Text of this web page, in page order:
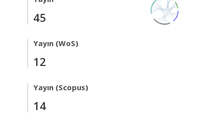
45
Yayın (WoS)
12
Yayın (Scopus)
14